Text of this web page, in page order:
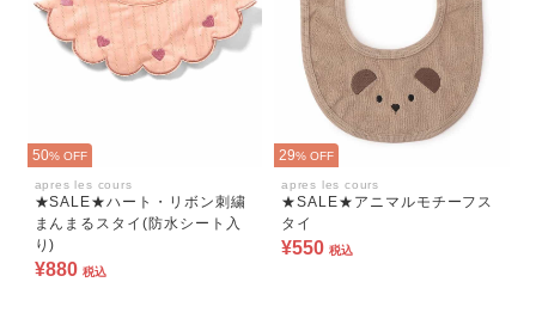
50% OFF
apres les cours
★SALE★ハート・リボン刺繍
まんまるスタイ(防水シート入
り)
¥880 税込
29% OFF
apres les cours
★SALE★アニマルモチーフス
タイ
¥550 税込